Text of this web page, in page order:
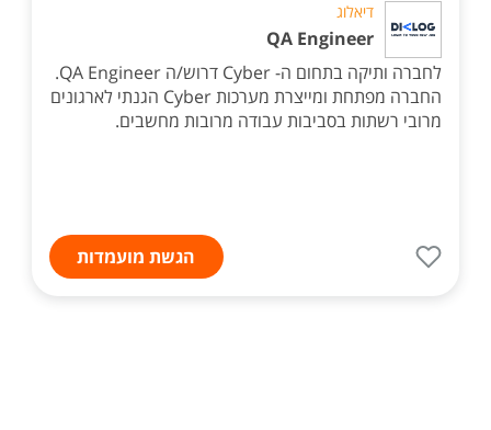
דיאלוג
QA Engineer
לחברה ותיקה בתחום ה- Cyber דרוש/ה QA Engineer.
החברה מפתחת ומייצרת מערכות Cyber הגנתי לארגונים
מרובי רשתות בסביבות עבודה מרובות מחשבים.
הגשת מועמדות